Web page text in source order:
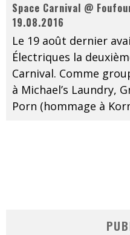
Space Carnival @
19.08.2016
Le 19 août dernier
Électriques la
Carnival. Comme
à Michael’s Laundry,
Porn (hommage à